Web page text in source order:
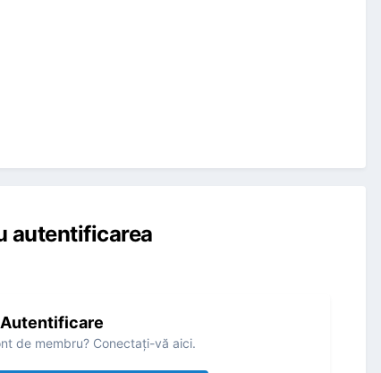
autentificarea
Autentificare
de membru? Conectaţi-vă aici.